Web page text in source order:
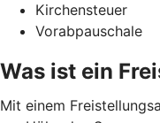
Kirchensteuer
Vorabpauschale
Was ist ein
Mit einem